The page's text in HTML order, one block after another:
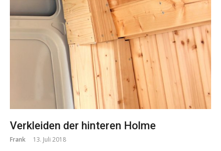
Verkleiden der hinteren Holme
Frank 13. Juli 2018